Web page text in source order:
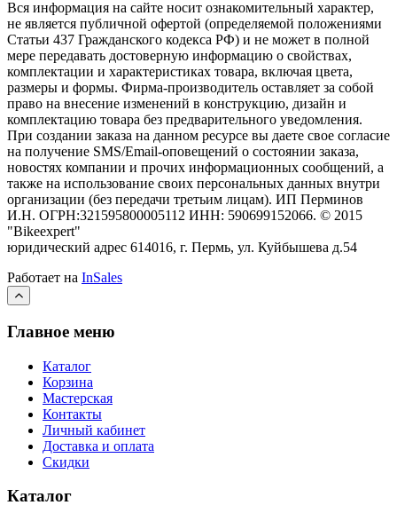
Вся информация на сайте носит ознакомительный характер,
не является публичной офертой (определяемой положениями
Статьи 437 Гражданского кодекса РФ) и не может в полной
мере передавать достоверную информацию о свойствах,
комплектации и характеристиках товара, включая цвета,
размеры и формы. Фирма-производитель оставляет за собой
право на внесение изменений в конструкцию, дизайн и
комплектацию товара без предварительного уведомления.
При создании заказа на данном ресурсе вы даете свое согласие
на получение SMS/Email-оповещений о состоянии заказа,
новостях компании и прочих информационных сообщений, а
также на использование своих персональных данных внутри
организации (без передачи третьим лицам). ИП Перминов
И.Н. ОГРН:321595800005112 ИНН: 590699152066. © 2015
"Bikeexpert"
юридический адрес 614016, г. Пермь, ул. Куйбышева д.54
Работает на InSales
Главное меню
Каталог
Корзина
Мастерская
Контакты
Личный кабинет
Доставка и оплата
Скидки
Каталог